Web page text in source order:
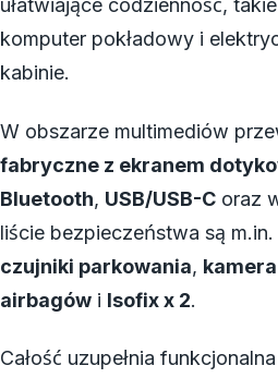
ułatwiające codzienność,
komputer pokładowy i
kabinie.
W obszarze multimediów
fabryczne z ekranem
Bluetooth, USB/USB-C oraz
liście bezpieczeństwa są m.in.
czujniki parkowania,
airbagów i Isofix x 2.
Całość uzupełnia